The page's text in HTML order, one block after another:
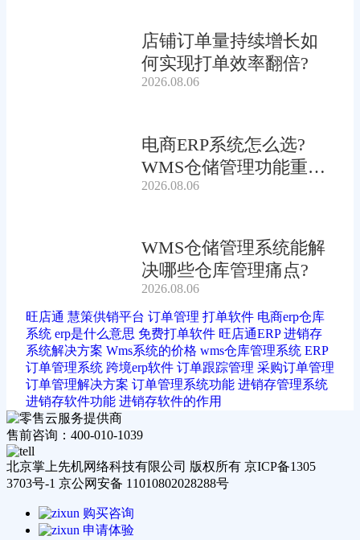
店铺订单量持续增长如
何实现打单效率翻倍?
2026.08.06
电商ERP系统怎么选?
WMS仓储管理功能重要
吗?
2026.08.06
WMS仓储管理系统能解
决哪些仓库管理痛点?
2026.08.06
旺店通 慧策供销平台 订单管理 打单软件 电商erp仓库
系统 erp是什么意思 免费打单软件 旺店通ERP 进销存
系统解决方案 Wms系统的价格 wms仓库管理系统 ERP
订单管理系统 跨境erp软件 订单跟踪管理 采购订单管理
订单管理解决方案 订单管理系统功能 进销存管理系统
进销存软件功能 进销存软件的作用
售前咨询：400-010-1039
北京掌上先机网络科技有限公司 版权所有 京ICP备1305
3703号-1 京公网安备 11010802028288号
购买咨询
申请体验